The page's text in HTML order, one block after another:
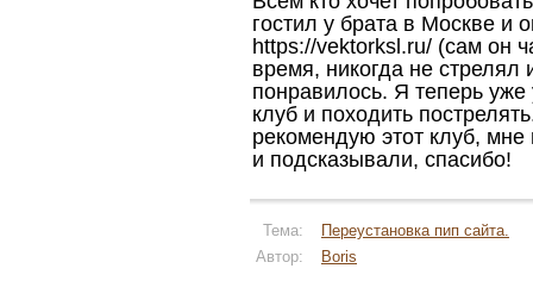
гостил у брата в Москве и
https://vektorksl.ru/ (сам он
время, никогда не
понравилось. Я теперь
клуб и походить
рекомендую этот клуб,
и подсказывали, спасибо!
Тема:
Переустановка пип сайта.
Автор:
Boris